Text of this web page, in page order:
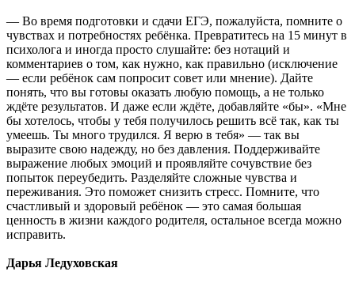
— Во время подготовки и сдачи ЕГЭ, пожалуйста, помните о
чувствах и потребностях ребёнка. Превратитесь на 15 минут в
психолога и иногда просто слушайте: без нотаций и
комментариев о том, как нужно, как правильно (исключение
— если ребёнок сам попросит совет или мнение). Дайте
понять, что вы готовы оказать любую помощь, а не только
ждёте результатов. И даже если ждёте, добавляйте «бы». «Мне
бы хотелось, чтобы у тебя получилось решить всё так, как ты
умеешь. Ты много трудился. Я верю в тебя» — так вы
выразите свою надежду, но без давления. Поддерживайте
выражение любых эмоций и проявляйте сочувствие без
попыток переубедить. Разделяйте сложные чувства и
переживания. Это поможет снизить стресс. Помните, что
счастливый и здоровый ребёнок — это самая большая
ценность в жизни каждого родителя, остальное всегда можно
исправить.
Дарья Ледуховская